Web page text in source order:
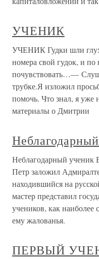
УЧЕНИК
УЧЕНИК Гудки шли
номера свой гудок, и
почувствовать…—
трубке.Я изложил
помочь. Что знал, я
материалы о Дмитрии
Неблагодарный ученик
Петр заложил
находившийся на
мастер представил
учеников, как наиболее
ему жалованья.
ПЕРВЫЙ